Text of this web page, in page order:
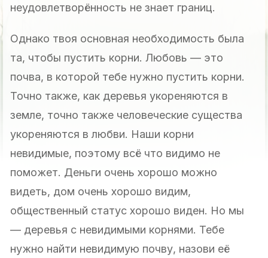
неудовлетворённость не знает границ.
Однако твоя основная необходимость была
та, чтобы пустить корни. Любовь — это
почва, в которой тебе нужно пустить корни.
Точно также, как деревья укореняются в
земле, точно также человеческие существа
укореняются в любви. Наши корни
невидимые, поэтому всё что видимо не
поможет. Деньги очень хорошо можно
видеть, дом очень хорошо видим,
общественный статус хорошо виден. Но мы
— деревья с невидимыми корнями. Тебе
нужно найти невидимую почву, назови её